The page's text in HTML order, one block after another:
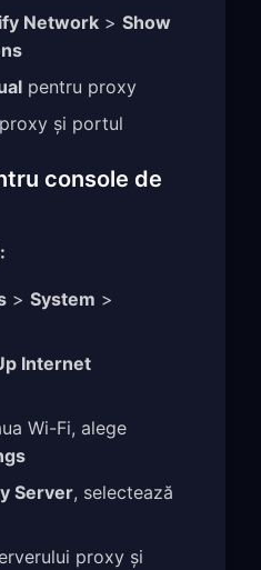
Network > Show
pentru proxy
și portul
console de
> System >
Internet
Wi-Fi, alege
Server, selectează
proxy și